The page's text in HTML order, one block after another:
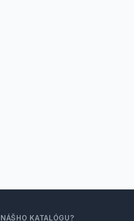
KATALÓGU?